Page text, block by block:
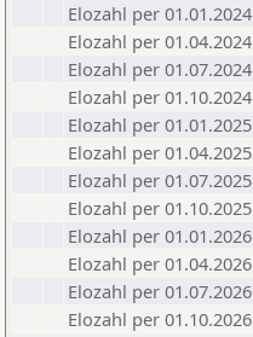
Elozahl per 01.01.2024
Elozahl per 01.04.2024
Elozahl per 01.07.2024
Elozahl per 01.10.2024
Elozahl per 01.01.2025
Elozahl per 01.04.2025
Elozahl per 01.07.2025
Elozahl per 01.10.2025
Elozahl per 01.01.2026
Elozahl per 01.04.2026
Elozahl per 01.07.2026
Elozahl per 01.10.2026